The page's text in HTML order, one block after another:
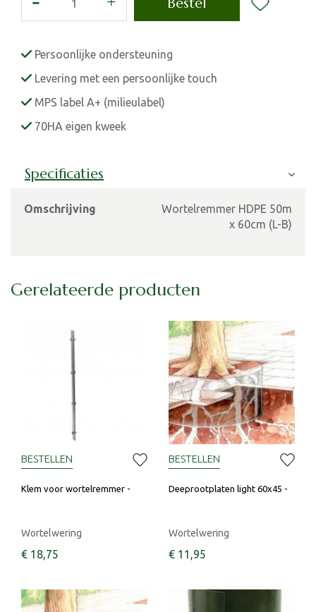
Persoonlijke ondersteuning
Levering met een persoonlijke touch
MPS label A+ (milieulabel)
70HA eigen kweek
Specificaties
Omschrijving
Wortelremmer HDPE 50m
x 60cm (L-B)
Gerelateerde producten
Klem voor wortelremmer -
Wortelwering
€ 18,75
BESTELLEN
Deeprootplaten light 60x45 -
Wortelwering
€ 11 ,95
BESTELLEN